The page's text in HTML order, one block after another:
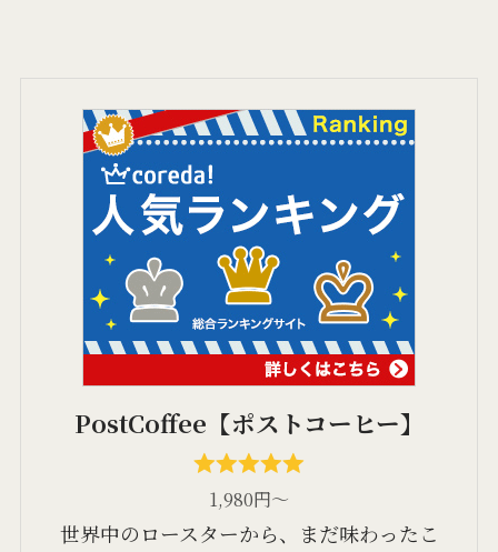
PostCoffee【ポストコーヒー】
1,980円～
世界中のロースターから、まだ味わったこ